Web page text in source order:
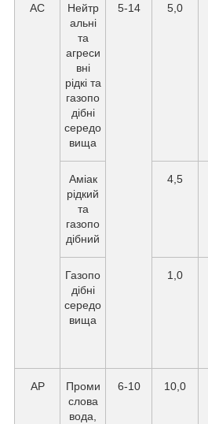
АС
Нейтр
альні
та
агреси
вні
рідкі та
газопо
дібні
середо
вища
5-14 5,0
Аміак
рідкий
та
газопо
дібний
4,5
Газопо
дібні
середо
вища
1,0
АР
Проми
слова
вода,
6-10 10,0